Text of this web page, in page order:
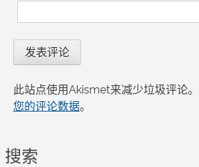
此站点使用Akismet来减少垃圾评论。
您的评论数据。
搜索